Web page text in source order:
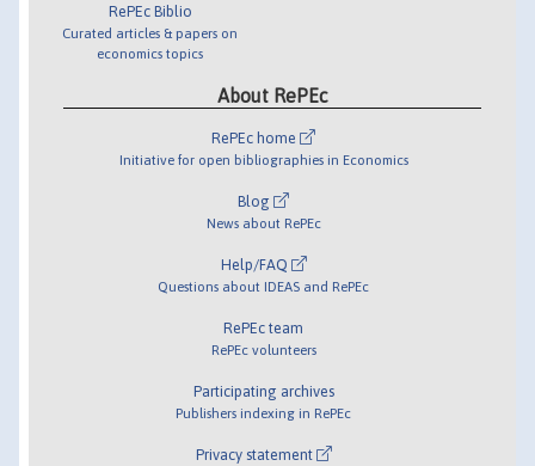
RePEc Biblio
Curated articles & papers on
economics topics
About RePEc
RePEc home
Initiative for open bibliographies in Economics
Blog
News about RePEc
Help/FAQ
Questions about IDEAS and RePEc
RePEc team
RePEc volunteers
Participating archives
Publishers indexing in RePEc
Privacy statement